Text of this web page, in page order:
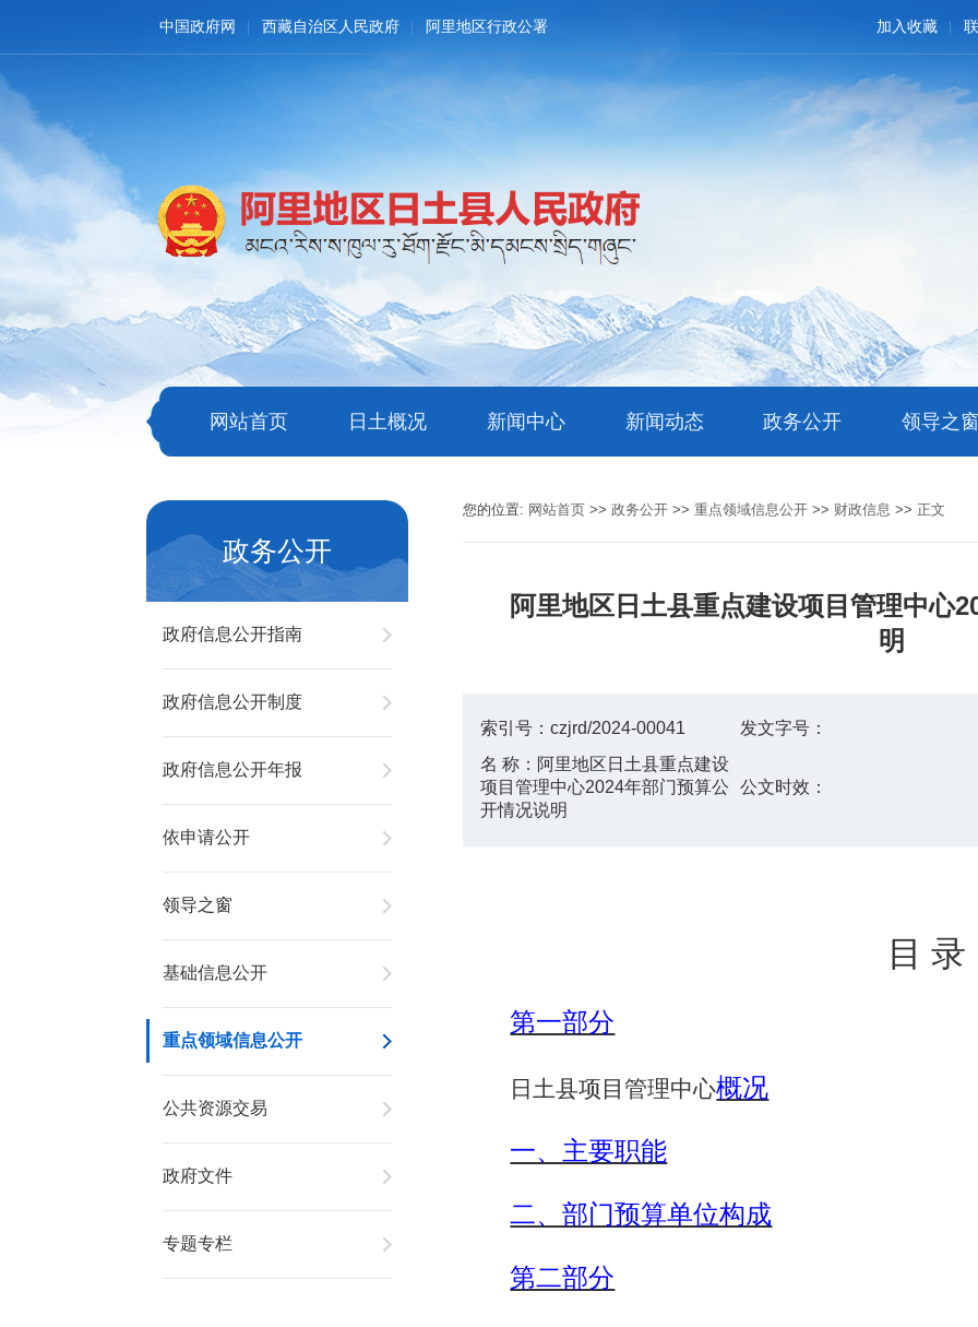
中国政府网 西藏自治区人民政府 阿里地区行政公署 加入收藏
网站首页 日土概况 新闻中心 新闻动态 政务公开 领导之
政务公开
政府信息公开指南
政府信息公开制度
政府信息公开年报
依申请公开
领导之窗
基础信息公开
重点领域信息公开
公共资源交易
政府文件
专题专栏
您的位置: 网站首页 >>政务公开 >>重点领域信息公开 >> 财政信息 >>正文
阿里地区日土县重点建设项目管理中心
明
索引号：czjrd/2024-00041
发文字号：
名 称： 阿里地区日土县重点建设
项目管理中心2024年部门预算公
开情况说明
公文时效：
目 录
第一部分
日土县项目管理中心概况
一、主要职能
二、部门预算单位构成
第二部分